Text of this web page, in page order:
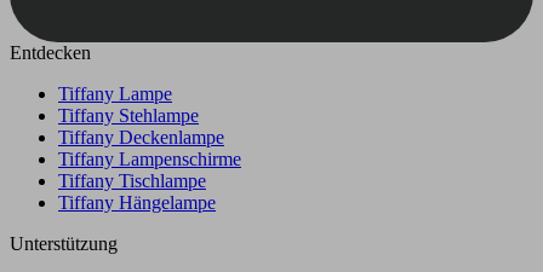
Entdecken
Tiffany Lampe
Tiffany Stehlampe
Tiffany Deckenlampe
Tiffany Lampenschirme
Tiffany Tischlampe
Tiffany Hängelampe
Unterstützung